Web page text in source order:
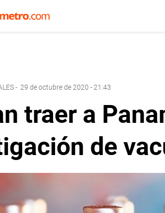
- 29 de octubre de 2020 - 21:43
traer a
de